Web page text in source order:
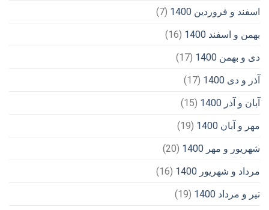
اسفند و فروردین 1400
(7)
بهمن و اسفند 1400
(16)
دی و بهمن 1400
(17)
آذر و دی 1400
(17)
آبان و آذر 1400
(15)
مهر و آبان 1400
(19)
شهریور و مهر 1400
(20)
مرداد و شهریور 1400
(16)
تیر و مرداد 1400
(19)